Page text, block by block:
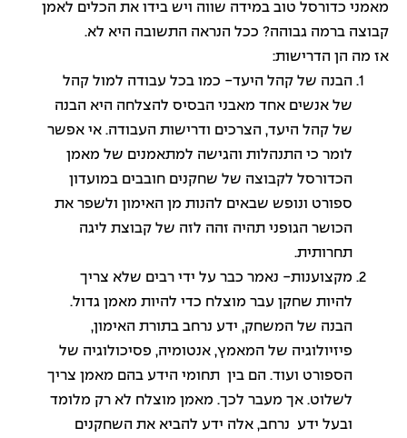
מאמני כדורסל טוב במידה שווה ויש בידו את הכלים לאמן
קבוצה ברמה גבוהה? ככל הנראה התשובה היא לא.
אז מה הן הדרישות:
הבנה של קהל היעד- כמו בכל עבודה למול קהל
של אנשים אחד מאבני הבסיס להצלחה היא הבנה
של קהל היעד, הצרכים ודרישות העבודה. אי אפשר
לומר כי התנהלות והגישה למתאמנים של מאמן
הכדורסל לקבוצה של שחקנים חובבים במועדון
ספורט ונופש שבאים להנות מן האימון ולשפר את
הכושר הגופני תהיה זהה לזה של קבוצת ליגה
תחרותית.
מקצוענות- נאמר כבר על ידי רבים שלא צריך
להיות שחקן עבר מוצלח כדי להיות מאמן גדול.
הבנה של המשחק, ידע נרחב בתורת האימון,
פיזיולוגיה של המאמץ, אנטומיה, פסיכולוגיה של
הספורט ועוד. הם בין תחומי הידע בהם מאמן צריך
לשלוט. אך מעבר לכך. מאמן מוצלח לא רק מלומד
ובעל ידע נרחב, אלה ידע להביא את השחקנים